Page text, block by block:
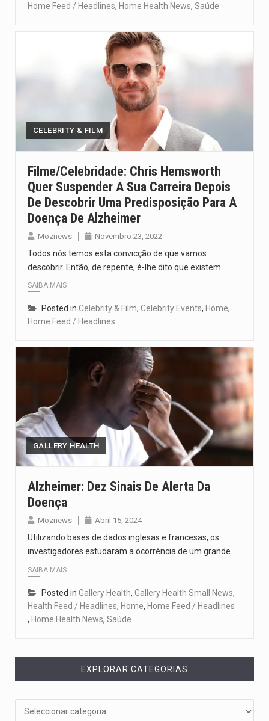
Home Feed / Headlines, Home Health News, Saúde
CELEBRITY & FILM
Filme/Celebridade: Chris Hemsworth
Quer Suspender A Sua Carreira Depois
De Descobrir Uma Predisposição Para A
Doença De Alzheimer
Moznews Novembro 23, 2022
Todos nós temos esta convicção de que vamos
descobrir. Então, de repente, é-lhe dito que existem…
SAIBA MAIS
Posted in Celebrity & Film, Celebrity Events, Home,
Home Feed / Headlines
GALLERY HEALTH
Alzheimer: Dez Sinais De Alerta Da
Doença
Moznews Abril 15, 2024
Utilizando bases de dados inglesas e francesas, os
investigadores estudaram a ocorrência de um grande…
SAIBA MAIS
Posted in Gallery Health, Gallery Health Small News,
Health Feed / Headlines, Home, Home Feed / Headlines
, Home Health News, Saúde
EXPLORAR CATEGORIAS